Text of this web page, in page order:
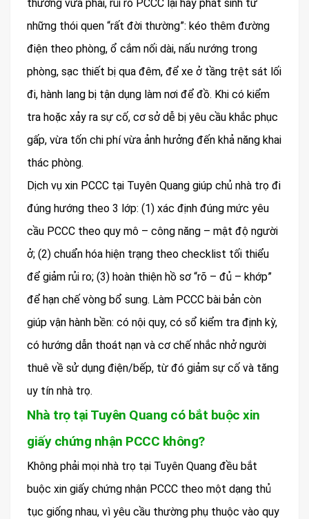
thường vừa phải, rủi ro PCCC lại hay phát sinh từ
những thói quen “rất đời thường”: kéo thêm đường
điện theo phòng, ổ cắm nối dài, nấu nướng trong
phòng, sạc thiết bị qua đêm, để xe ở tầng trệt sát lối
đi, hành lang bị tận dụng làm nơi để đồ. Khi có kiểm
tra hoặc xảy ra sự cố, cơ sở dễ bị yêu cầu khắc phục
gấp, vừa tốn chi phí vừa ảnh hưởng đến khả năng khai
thác phòng.
Dịch vụ xin PCCC tại Tuyên Quang giúp chủ nhà trọ đi
đúng hướng theo 3 lớp: (1) xác định đúng mức yêu
cầu PCCC theo quy mô – công năng – mật độ người
ở; (2) chuẩn hóa hiện trạng theo checklist tối thiểu
để giảm rủi ro; (3) hoàn thiện hồ sơ “rõ – đủ – khớp”
để hạn chế vòng bổ sung. Làm PCCC bài bản còn
giúp vận hành bền: có nội quy, có sổ kiểm tra định kỳ,
có hướng dẫn thoát nạn và cơ chế nhắc nhở người
thuê về sử dụng điện/bếp, từ đó giảm sự cố và tăng
uy tín nhà trọ.
Nhà trọ tại Tuyên Quang có bắt buộc xin
giấy chứng nhận PCCC không?
Không phải mọi nhà trọ tại Tuyên Quang đều bắt
buộc xin giấy chứng nhận PCCC theo một dạng thủ
tục giống nhau, vì yêu cầu thường phụ thuộc vào quy